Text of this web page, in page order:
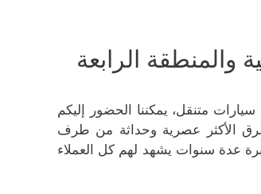
الرابعة
متنقل، يمكننا الحضور إليكم
الأكثر عصرية وحداثة من طرف
عدة سنوات يشهد لهم كل العملاء